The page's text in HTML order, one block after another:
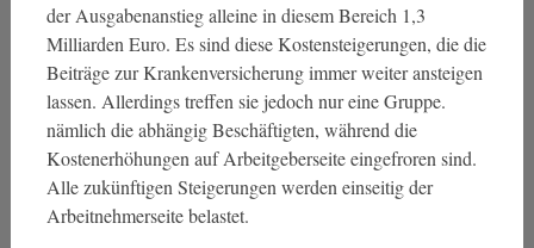
der Ausgabenanstieg alleine in diesem Bereich 1,3
Milliarden Euro. Es sind diese Kostensteigerungen, die die
Beiträge zur Krankenversicherung immer weiter ansteigen
lassen. Allerdings treffen sie jedoch nur eine Gruppe.
nämlich die abhängig Beschäftigten, während die
Kostenerhöhungen auf Arbeitgeberseite eingefroren sind.
Alle zukünftigen Steigerungen werden einseitig der
Arbeitnehmerseite belastet.